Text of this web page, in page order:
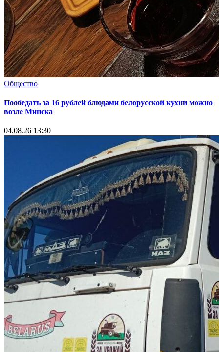
Общество
Пообедать за 16 рублей блюдами белорусской кухни можно
возле Минска
04.08.26 13:30